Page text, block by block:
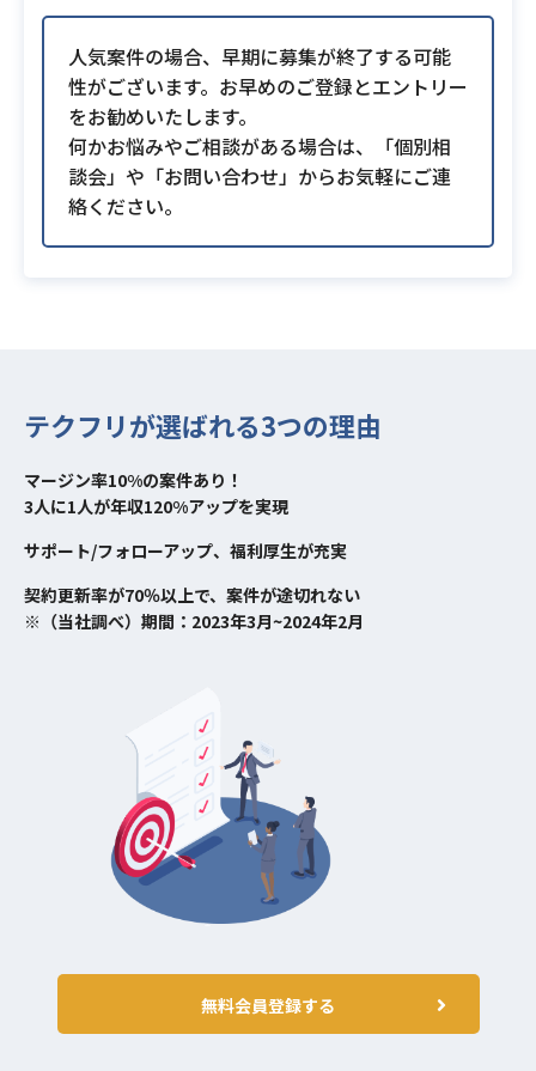
人気案件の場合、早期に募集が終了する可能
性がございます。お早めのご登録とエントリー
をお勧めいたします。
何かお悩みやご相談がある場合は、「個別相
談会」や「お問い合わせ」からお気軽にご連
絡ください。
テクフリが選ばれる3つの理由
マージン率10%の案件あり！
3人に1人が年収120%アップを実現
サポート/フォローアップ、福利厚生が充実
契約更新率が70％以上で、案件が途切れない
※（当社調べ）期間：2023年3月~2024年2月
無料会員登録する